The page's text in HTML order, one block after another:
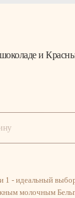
и
1 - идеальный
молочным